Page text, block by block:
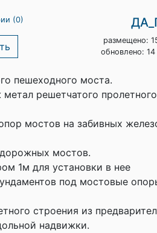
(0)
размещено:
обновлено:
пешеходного моста.
решетчатого
мостов на забивных
мостов.
1м для установки в нее
под мостовые
строения из
надвижки.